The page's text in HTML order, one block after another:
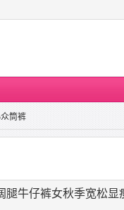
筒裤
腿牛仔裤女秋季宽松显